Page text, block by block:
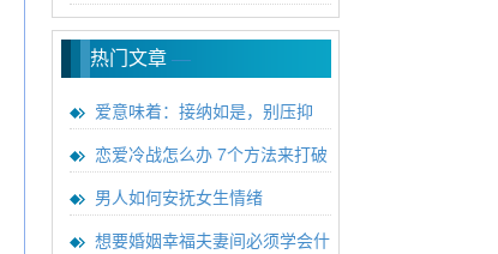
热门文章—
爱意味着：接纳如是，别压抑
恋爱冷战怎么办 7个方法来打破
男人如何安抚女生情绪
想要婚姻幸福夫妻间必须学会什